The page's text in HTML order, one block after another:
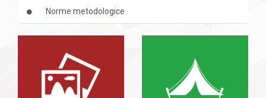
Norme metodologice